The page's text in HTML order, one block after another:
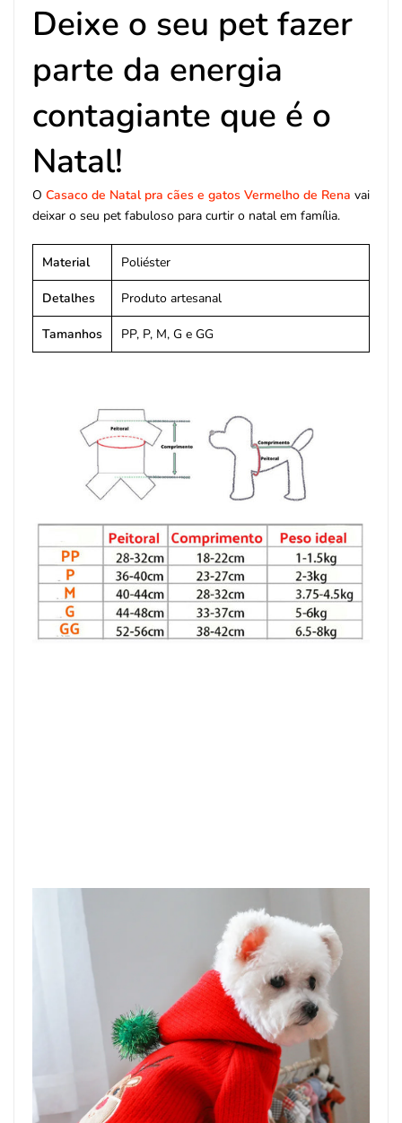
Deixe o seu pet fazer
parte da energia
contagiante que é o
Natal!
O Casaco de Natal pra cães e gatos Vermelho de Rena vai
deixar o seu pet fabuloso para curtir o natal em família.
Material Poliéster
Detalhes Produto artesanal
Tamanhos PP, P, M, G e GG